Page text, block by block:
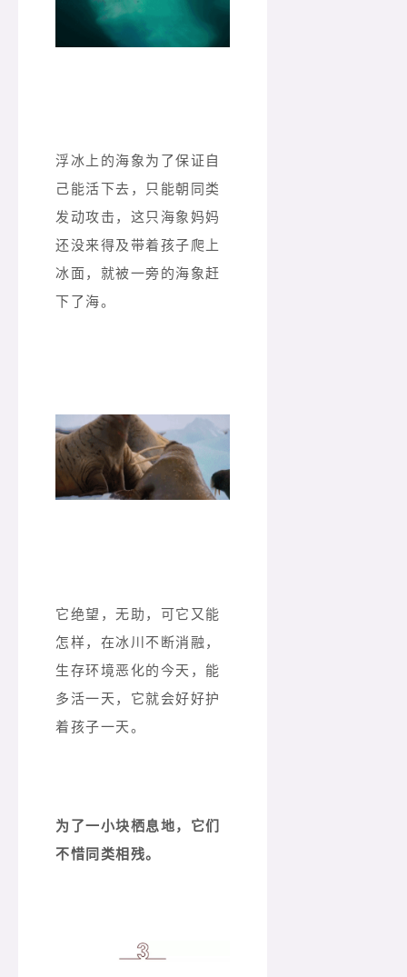
浮冰上的海象为了保证自
己能活下去，只能朝同类
发动攻击，这只海象妈妈
还没来得及带着孩子爬上
冰面，就被一旁的海象赶
下了海。
它绝望，无助，可它又能
怎样，在冰川不断消融，
生存环境恶化的今天，能
多活一天，它就会好好护
着孩子一天。
为了一小块栖息地，它们
不惜同类相残。